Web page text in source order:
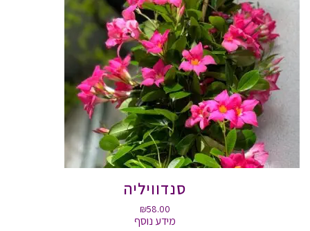
סנדוויליה
₪58.00
מידע נוסף